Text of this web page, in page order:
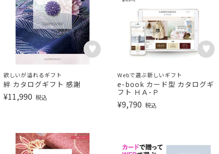
欲しいが溢れるギフト
絆 カタログギフト 感謝
¥11,990 税込
Webで選ぶ新しいギフト
e-book カード型 カタログギ
フト ＨＡ-Ｐ
¥9,790 税込